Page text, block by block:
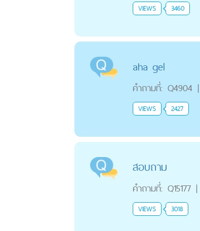
VIEWS 3460
aha gel
คำถามที่: Q4904 |
VIEWS 2427
สอบถาม
คำถามที่: Q15177 |
VIEWS 3018